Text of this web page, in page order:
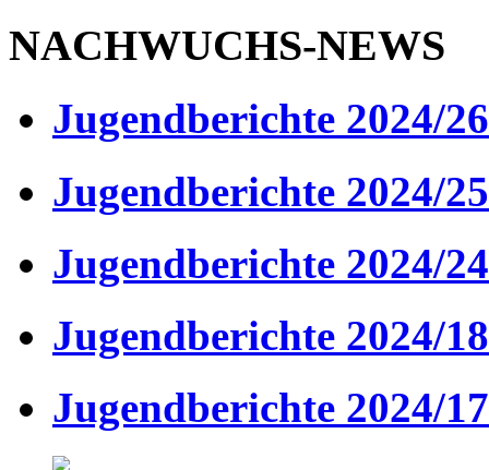
NACHWUCHS-NEWS
Jugendberichte 2024/26
Jugendberichte 2024/25
Jugendberichte 2024/24
Jugendberichte 2024/18
Jugendberichte 2024/17